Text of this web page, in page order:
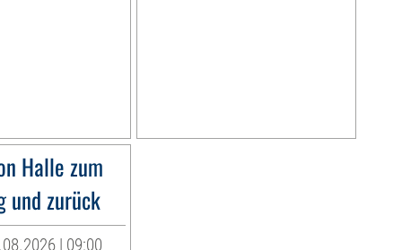
Halle zum
und zurück
| 09:00